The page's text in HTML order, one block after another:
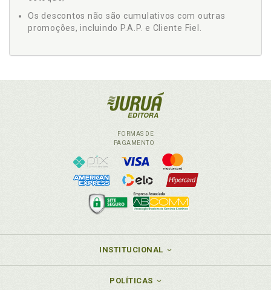
Os descontos não são cumulativos com outras
promoções, incluindo P.A.P. e Cliente Fiel.
FORMAS DE
PAGAMENTO
INSTITUCIONAL
POLÍTICAS